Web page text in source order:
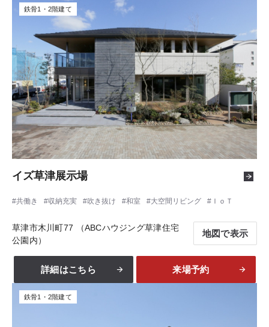
イズ草津展示場
鉄骨1・2階建て
共働き 収納充実 吹き抜け 和室 大空間リビング ＩｏＴ
草津市木川町77 （ABCハウジング草津住宅
公園内）
地図で表示
詳細はこちら 来場予約
鉄骨1・2階建て